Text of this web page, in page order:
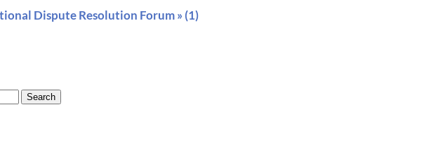
Dispute Resolution Forum » (1)